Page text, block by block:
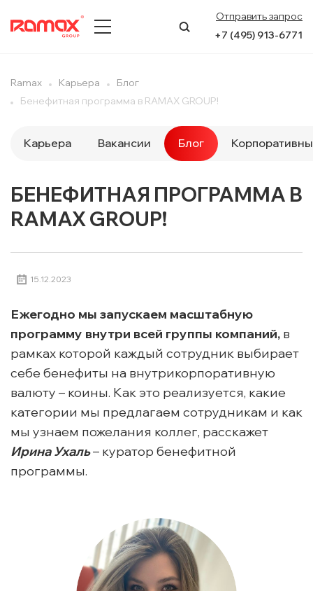
Отправить запрос
+7 (495) 913-6771
ПРЕСС-ЦЕНТР
НАПРАВЛЕНИЯ
КЕЙСЫ
КОНТАКТЫ
Ramax Карьера
Блог
Бенефитная программа в RAMAX GROUP!
Карьера Вакансии Блог
БЕНЕФИТНАЯ ПРОГРАММА В
RAMAX GROUP!
15.12.2023
Ежегодно мы запускаем масштабную
программу внутри всей группы компаний, в
рамках которой каждый сотрудник выбирает
себе бенефиты на внутрикорпоративную
валюту – коины. Как это реализуется, какие
категории мы предлагаем сотрудникам и как
мы узнаем пожелания коллег, расскажет
Ирина Ухаль– куратор бенефитной
программы.